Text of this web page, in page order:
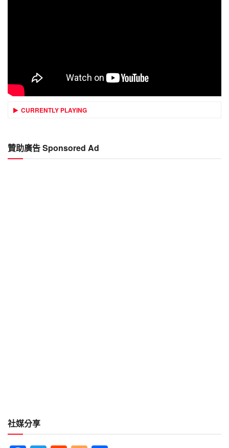
CURRENTLY PLAYING
贊助廣告 Sponsored Ad
社媒分享